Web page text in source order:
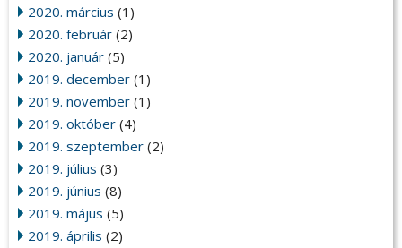
2020. március (1)
2020. február (2)
2020. január (5)
2019. december (1)
2019. november (1)
2019. október (4)
2019. szeptember (2)
2019. július (3)
2019. június (8)
2019. május (5)
2019. április (2)